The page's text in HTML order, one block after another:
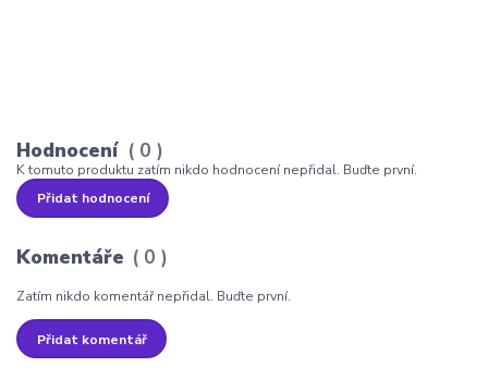
Hodnocení 0
K tomuto produktu zatím nikdo hodnocení nepřidal. Buďte první.
Přidat hodnocení
Komentáře 0
Zatím nikdo komentář nepřidal. Buďte první.
Přidat komentář